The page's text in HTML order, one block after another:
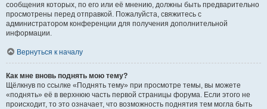
сообщения которых, по его или её мнению, должны быть предварительно
просмотрены перед отправкой. Пожалуйста, свяжитесь с
администратором конференции для получения дополнительной
информации.
Вернуться к началу
Как мне вновь поднять мою тему?
Щёлкнув по ссылке «Поднять тему» при просмотре темы, вы можете
«поднять» её в верхнюю часть первой страницы форума. Если этого не
происходит, то это означает, что возможность поднятия тем могла быть